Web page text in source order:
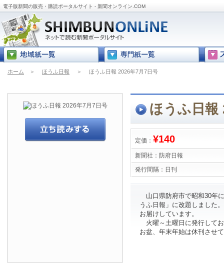
電子版新聞の販売・購読ポータルサイト - 新聞オンライン.COM
ホーム ＞ ほうふ日報 ＞ ほうふ日報 2026年7月7日号
ほうふ日報
定価： ¥140
新聞社： 防府日報
発行間隔： 日刊
山口県防府市で昭和30年
うふ日報」に改題しました
お届けしています。
火曜～土曜日に発行して
お盆、年末年始は休刊させ